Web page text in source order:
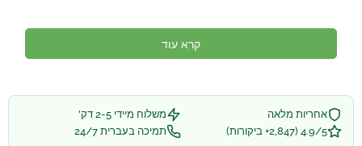
קרא עוד
אחריות מלאה
משלוח מיידי 2-5 דק'
4.9/5 (2,847+ ביקורות)
תמיכה בעברית 24/7